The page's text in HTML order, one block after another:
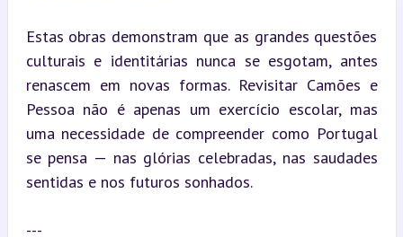
Estas obras demonstram que as grandes questões
culturais e identitárias nunca se esgotam, antes
renascem em novas formas. Revisitar Camões e
Pessoa não é apenas um exercício escolar, mas
uma necessidade de compreender como Portugal
se pensa — nas glórias celebradas, nas saudades
sentidas e nos futuros sonhados.
---